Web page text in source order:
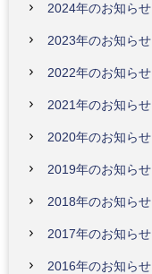
2024年のお知らせ
2023年のお知らせ
2022年のお知らせ
2021年のお知らせ
2020年のお知らせ
2019年のお知らせ
2018年のお知らせ
2017年のお知らせ
2016年のお知らせ